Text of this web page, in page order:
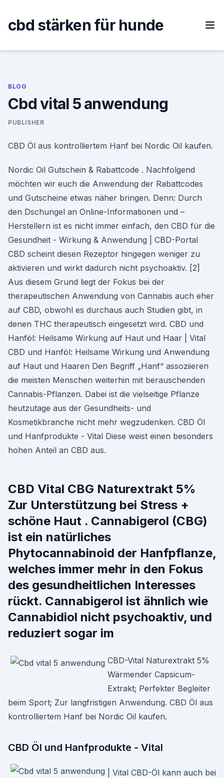
content
cbd stärken für hunde
BLOG
Cbd vital 5 anwendung
PUBLISHER
CBD Öl aus kontrolliertem Hanf bei Nordic Oil kaufen.
Nordic Oil Gutschein & Rabattcode . Nachfolgend
möchten wir euch die Anwendung der Rabattcodes
und Gutscheine etwas näher bringen. Denn: Durch
den Dschungel an Online-Informationen und –
Herstellern ist es nicht immer einfach, den CBD für die
Gesundheit - Wirkung & Anwendung | CBD-Portal
CBD scheint diesen Rezeptor hingegen weniger zu
aktivieren und wirkt dadurch nicht psychoaktiv. [2]
Aus diesem Grund liegt der Fokus bei der
therapeutischen Anwendung von Cannabis auch eher
auf CBD, obwohl es durchaus auch Studien gibt, in
denen THC therapeutisch eingesetzt wird. CBD und
Hanföl: Heilsame Wirkung auf Haut und Haar | Vital
CBD und Hanföl: Heilsame Wirkung und Anwendung
auf Haut und Haaren Den Begriff „Hanf“ assoziieren
die meisten Menschen weiterhin mit berauschenden
Cannabis-Pflanzen. Dabei ist die vielseitige Pflanze
heutzutage aus der Gesundheits- und
Kosmetikbranche nicht mehr wegzudenken. CBD Öl
und Hanfprodukte - Vital Diese weist einen besonders
hohen Anteil an CBD aus.
CBD Vital CBG Naturextrakt 5%
Zur Unterstützung bei Stress +
schöne Haut . Cannabigerol (CBG)
ist ein natürliches
Phytocannabinoid der Hanfpflanze,
welches immer mehr in den Fokus
des gesundheitlichen Interesses
rückt. Cannabigerol ist ähnlich wie
Cannabidiol nicht psychoaktiv, und
reduziert sogar im
CBD-Vital Naturextrakt 5%
Wärmender Capsicum-
Extrakt; Perfekter Begleiter
beim Sport; Zur langfristigen Anwendung. CBD Öl aus
kontrolliertem Hanf bei Nordic Oil kaufen.
CBD Öl und Hanfprodukte - Vital
| Vital CBD-Öl kann auch bei